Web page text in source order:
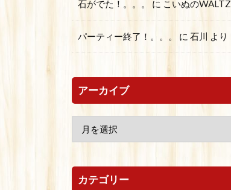
石がでた！。。。 に こいぬのWALTZ
パーティー終了！。。。 に 石川 より
アーカイブ
カテゴリー